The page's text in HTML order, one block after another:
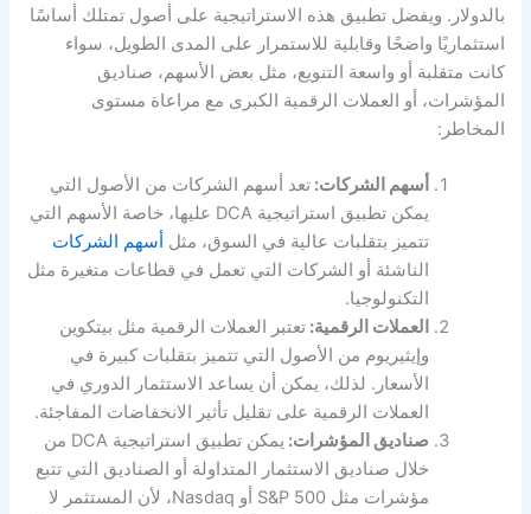
بالدولار. ويفضل تطبيق هذه الاستراتيجية على أصول تمتلك أساسًا
استثماريًا واضحًا وقابلية للاستمرار على المدى الطويل، سواء
كانت متقلبة أو واسعة التنويع، مثل بعض الأسهم، صناديق
المؤشرات، أو العملات الرقمية الكبرى مع مراعاة مستوى
المخاطر:
أسهم الشركات:تعد أسهم الشركات من الأصول التي
يمكن تطبيق استراتيجية DCA عليها، خاصة الأسهم التي
تتميز بتقلبات عالية في السوق، مثل أسهم الشركات
الناشئة أو الشركات التي تعمل في قطاعات متغيرة مثل
التكنولوجيا.
العملات الرقمية:تعتبر العملات الرقمية مثل بيتكوين
وإيثيريوم من الأصول التي تتميز بتقلبات كبيرة في
الأسعار. لذلك، يمكن أن يساعد الاستثمار الدوري في
العملات الرقمية على تقليل تأثير الانخفاضات المفاجئة.
صناديق المؤشرات:
يمكن تطبيق استراتيجية DCA من
خلال صناديق الاستثمار المتداولة أو الصناديق التي تتبع
مؤشرات مثل S&P 500 أو Nasdaq، لأن المستثمر لا